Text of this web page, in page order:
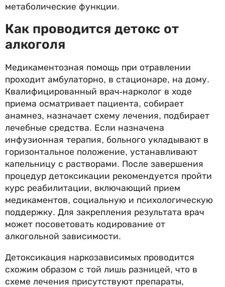
метаболические функции.
Как проводится детокс от
алкоголя
Медикаментозная помощь при отравлении
проходит амбулаторно, в стационаре, на дому.
Квалифицированный врач-нарколог в ходе
приема осматривает пациента, собирает
анамнез, назначает схему лечения, подбирает
лечебные средства. Если назначена
инфузионная терапия, больного укладывают в
горизонтальное положение, устанавливают
капельницу с растворами. После завершения
процедур детоксикации рекомендуется пройти
курс реабилитации, включающий прием
медикаментов, социальную и психологическую
поддержку. Для закрепления результата врач
может посоветовать кодирование от
алкогольной зависимости.
Детоксикация наркозависимых проводится
схожим образом с той лишь разницей, что в
схеме лечения присутствуют препараты,